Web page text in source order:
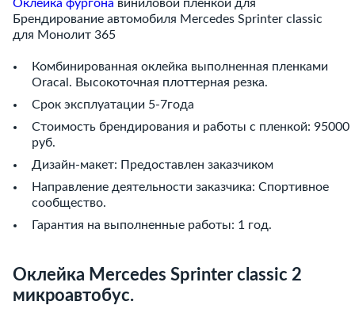
Оклейка фургона виниловой пленкой для
Брендирование автомобиля Mercedes Sprinter classic
для Монолит 365
Комбинированная оклейка выполненная пленками
Oracal. Высокоточная плоттерная резка.
Срок эксплуатации 5-7года
Стоимость брендирования и работы с пленкой: 95000
руб.
Дизайн-макет: Предоставлен заказчиком
Направление деятельности заказчика: Спортивное
сообщество.
Гарантия на выполненные работы: 1 год.
Оклейка Mercedes Sprinter classic 2
микроавтобус.